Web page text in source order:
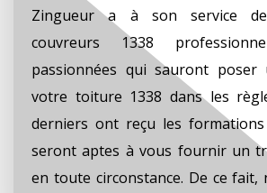
Zingueur a à son service
couvreurs 1338
passionnées qui sauront poser
votre toiture 1338 dans les
derniers ont reçu les formations
seront aptes à vous fournir un
en toute circonstance. De ce fait,